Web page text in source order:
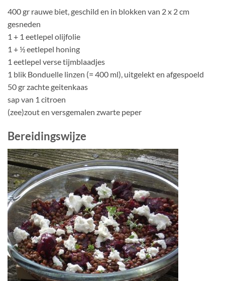
400 gr rauwe biet, geschild en in blokken van 2 x 2 cm
gesneden
1 + 1 eetlepel olijfolie
1 + ½ eetlepel honing
1 eetlepel verse tijmblaadjes
1 blik Bonduelle linzen (= 400 ml), uitgelekt en afgespoeld
50 gr zachte geitenkaas
sap van 1 citroen
(zee)zout en versgemalen zwarte peper
Bereidingswijze